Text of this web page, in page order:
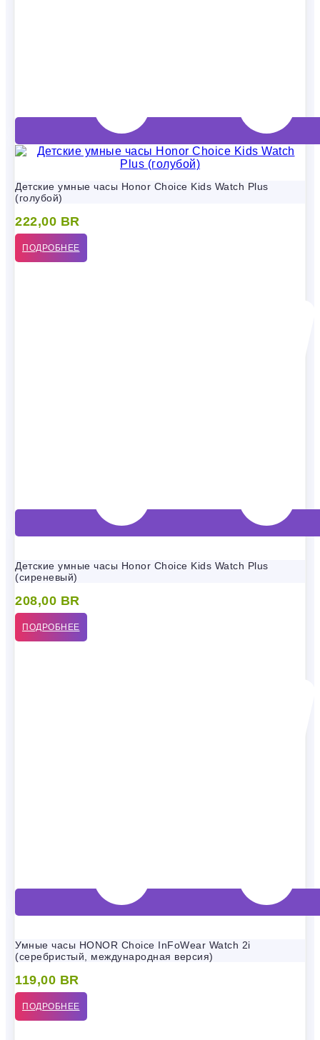
Детские умные часы Honor Choice Kids Watch Plus
(голубой)
222,00 BR
ПОДРОБНЕЕ
Детские умные часы Honor Choice Kids Watch Plus
(сиреневый)
208,00 BR
ПОДРОБНЕЕ
Умные часы HONOR Choice InFoWear Watch 2i
(серебристый, международная версия)
119,00 BR
ПОДРОБНЕЕ